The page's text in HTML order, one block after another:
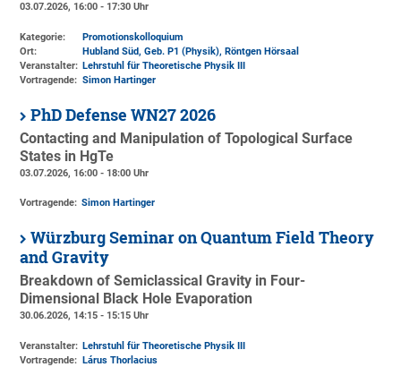
03.07.2026, 16:00 - 17:30 Uhr
Kategorie:
Promotionskolloquium
Ort:
Hubland Süd, Geb. P1 (Physik), Röntgen Hörsaal
Veranstalter: Lehrstuhl für Theoretische Physik III
Vortragende: Simon Hartinger
PhD Defense WN27 2026
Contacting and Manipulation of Topological Surface
States in HgTe
03.07.2026, 16:00 - 18:00 Uhr
Vortragende: Simon Hartinger
Würzburg Seminar on Quantum Field Theory
and Gravity
Breakdown of Semiclassical Gravity in Four-
Dimensional Black Hole Evaporation
30.06.2026, 14:15 - 15:15 Uhr
Veranstalter: Lehrstuhl für Theoretische Physik III
Vortragende: Lárus Thorlacius